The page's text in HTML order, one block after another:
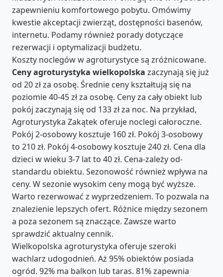
zapewnieniu komfortowego pobytu. Omówimy
kwestie akceptacji zwierząt, dostępności basenów,
internetu. Podamy również porady dotyczące
rezerwacji i optymalizacji budżetu.
Koszty noclegów w agroturystyce są zróżnicowane.
Ceny agroturystyka wielkopolska zaczynają się już
od 20 zł za osobę. Średnie ceny kształtują się na
poziomie 40-45 zł za osobę. Ceny za cały obiekt lub
pokój zaczynają się od 133 zł za noc. Na przykład,
Agroturystyka Zakątek oferuje noclegi całoroczne.
Pokój 2-osobowy kosztuje 160 zł. Pokój 3-osobowy
to 210 zł. Pokój 4-osobowy kosztuje 240 zł. Cena dla
dzieci w wieku 3-7 lat to 40 zł. Cena-zależy od-
standardu obiektu. Sezonowość również wpływa na
ceny. W sezonie wysokim ceny mogą być wyższe.
Warto rezerwować z wyprzedzeniem. To pozwala na
znalezienie lepszych ofert. Różnice między sezonem
a poza sezonem są znaczące. Zawsze warto
sprawdzić aktualny cennik.
Wielkopolska agroturystyka oferuje szeroki
wachlarz udogodnień. Aż 95% obiektów posiada
ogród. 92% ma balkon lub taras. 81% zapewnia